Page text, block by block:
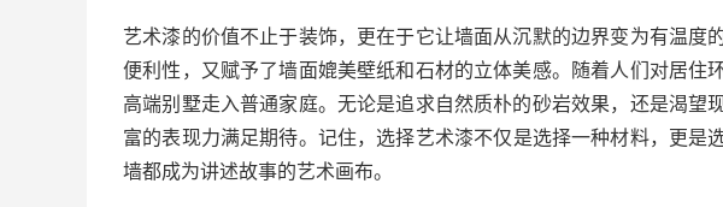
艺术漆的价值不止于装饰，更在于它让墙面从沉默的边界变为有温度
便利性，又赋予了墙面媲美壁纸和石材的立体美感。随着人们对居住
高端别墅走入普通家庭。无论是追求自然质朴的砂岩效果，还是渴望
富的表现力满足期待。记住，选择艺术漆不仅是选择一种材料，更
墙都成为讲述故事的艺术画布。